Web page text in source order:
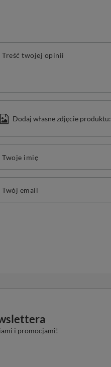
Treść twojej opinii
Dodaj własne zdjęcie produktu:
Twoje imię
Twój email
i promocjami!